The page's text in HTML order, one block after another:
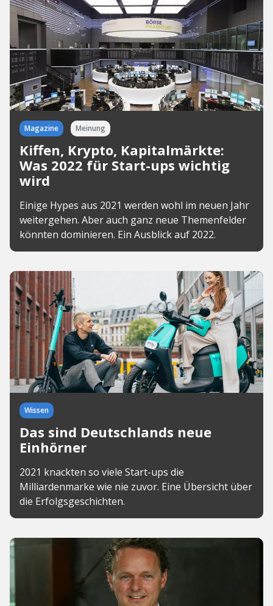
Magazine Meinung
Kiffen, Krypto, Kapitalmärkte:
Was 2022 für Start-ups wichtig
wird
Einige Hypes aus 2021 werden wohl im neuen Jahr
weitergehen. Aber auch ganz neue Themenfelder
könnten dominieren. Ein Ausblick auf 2022.
Wissen
Das sind Deutschlands neue
Einhörner
2021 knackten so viele Start-ups die
Milliardenmarke wie nie zuvor. Eine Übersicht über
die Erfolgsgeschichten.